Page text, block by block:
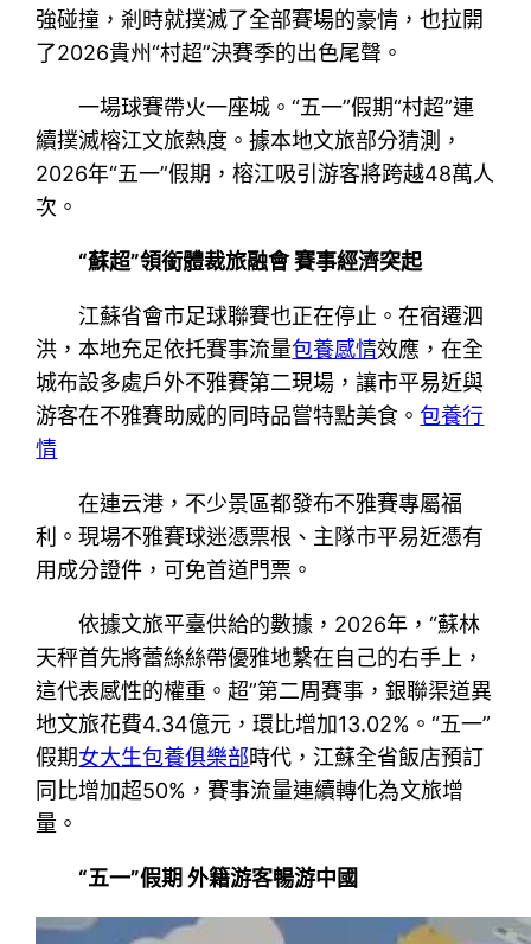
強碰撞，剎時就撲滅了全部賽場的豪情，也拉開
了2026貴州“村超”決賽季的出色尾聲。
一場球賽帶火一座城。“五一”假期“村超”連
續撲滅榕江文旅熱度。據本地文旅部分猜測，
2026年“五一”假期，榕江吸引游客將跨越48萬人
次。
“蘇超”領銜體裁旅融會 賽事經濟突起
江蘇省會市足球聯賽也正在停止。在宿遷泗
洪，本地充足依托賽事流量包養感情效應，在全
城布設多處戶外不雅賽第二現場，讓市平易近與
游客在不雅賽助威的同時品嘗特點美食。包養行
情
在連云港，不少景區都發布不雅賽專屬福
利。現場不雅賽球迷憑票根、主隊市平易近憑有
用成分證件，可免首道門票。
依據文旅平臺供給的數據，2026年，“蘇林
天秤首先將蕾絲絲帶優雅地繫在自己的右手上，
這代表感性的權重。超”第二周賽事，銀聯渠道異
地文旅花費4.34億元，環比增加13.02%。“五一”
假期女大生包養俱樂部時代，江蘇全省飯店預訂
同比增加超50%，賽事流量連續轉化為文旅增
量。
“五一”假期 外籍游客暢游中國